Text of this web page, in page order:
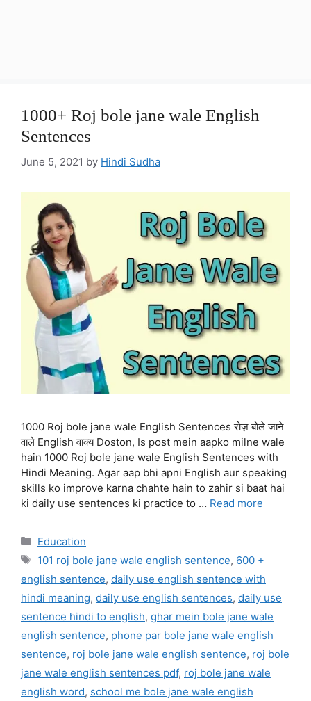
1000+ Roj bole jane wale English
Sentences
June 5, 2021 by Hindi Sudha
1000 Roj bole jane wale English Sentences रोज़ बोले जाने
वाले English वाक्य Doston, Is post mein aapko milne wale
hain 1000 Roj bole jane wale English Sentences with
Hindi Meaning. Agar aap bhi apni English aur speaking
skills ko improve karna chahte hain to zahir si baat hai
ki daily use sentences ki practice to … Read more
Categories
Education
Tags
101 roj bole jane wale english sentence, 600 +
english sentence, daily use english sentence with
hindi meaning, daily use english sentences, daily use
sentence hindi to english, ghar mein bole jane wale
english sentence, phone par bole jane wale english
sentence, roj bole jane wale english sentence, roj bole
jane wale english sentences pdf, roj bole jane wale
english word, school me bole jane wale english